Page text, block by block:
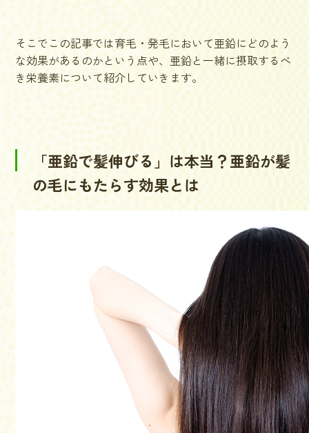
そこでこの記事では育毛・発毛において亜鉛にどのよう
な効果があるのかという点や、亜鉛と一緒に摂取するべ
き栄養素について紹介していきます。
「亜鉛で髪伸びる」は本当？亜鉛が髪
の毛にもたらす効果とは